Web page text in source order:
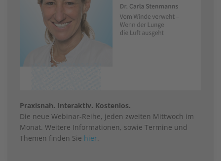
Praxisnah. Interaktiv. Kostenlos.
Die neue Webinar-Reihe, jeden zweiten Mittwoch im
Monat. Weitere Informationen, sowie Termine und
Themen finden Sie hier.